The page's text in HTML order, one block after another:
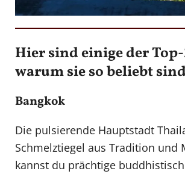
Hier sind einige der
warum sie so beliebt
Bangkok
Die pulsierende Hauptstadt
Schmelztiegel aus Tradition und
kannst du prächtige